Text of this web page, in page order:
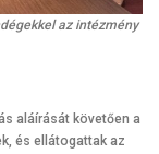
az intézmény
aláírását követően a
és ellátogattak az